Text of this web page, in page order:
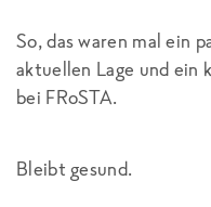
So, das waren mal ein
aktuellen Lage und ein
bei FRoSTA.
Bleibt gesund.